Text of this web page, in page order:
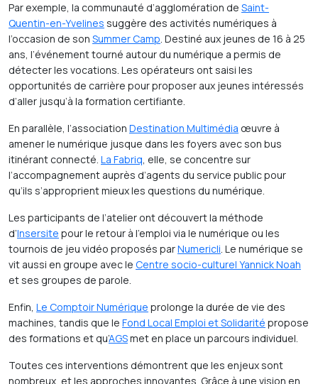
Par exemple, la communauté d’agglomération de Saint-
Quentin-en-Yvelines suggère des activités numériques à
l’occasion de son Summer Camp. Destiné aux jeunes de 16 à 25
ans, l’événement tourné autour du numérique a permis de
détecter les vocations. Les opérateurs ont saisi les
opportunités de carrière pour proposer aux jeunes intéressés
d’aller jusqu’à la formation certifiante.
En parallèle, l’association Destination Multimédia œuvre à
amener le numérique jusque dans les foyers avec son bus
itinérant connecté. La Fabriq, elle, se concentre sur
l’accompagnement auprès d’agents du service public pour
qu’ils s’approprient mieux les questions du numérique.
Les participants de l’atelier ont découvert la méthode
d’Insersite pour le retour à l’emploi via le numérique ou les
tournois de jeu vidéo proposés parNumericli. Le numérique se
vit aussi en groupe avec le Centre socio-culturel Yannick Noah
et ses groupes de parole.
Enfin, Le Comptoir Numérique prolonge la durée de vie des
machines, tandis que le Fond Local Emploi et Solidarité propose
des formations et qu’AGSmet en place un parcours individuel.
Toutes ces interventions démontrent que les enjeux sont
nombreux, et les approches innovantes. Grâce à une vision en